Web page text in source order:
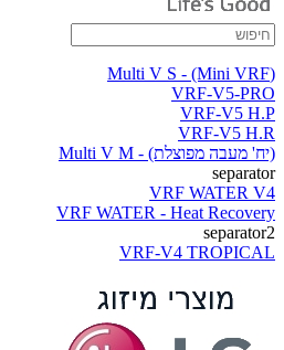
(Multi V S - (Mini VRF
VRF-V5-PRO
VRF-V5 H.P
VRF-V5 H.R
(יח' מעבה מפוצלת) - Multi V M
separator
VRF WATER V4
VRF WATER - Heat Recovery
separator2
VRF-V4 TROPICAL